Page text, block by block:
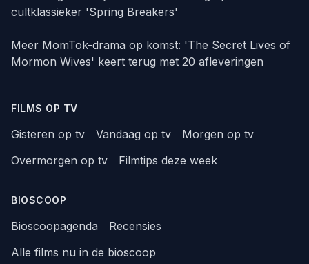
cultklassieker 'Spring Breakers'
Meer MomTok-drama op komst: 'The Secret Lives of
Mormon Wives' keert terug met 20 afleveringen
FILMS OP TV
Gisteren op tv Vandaag op tv
Morgen op tv
Overmorgen op tv
Filmtips deze week
BIOSCOOP
Bioscoopagenda
Recensies
Alle films nu in de bioscoop